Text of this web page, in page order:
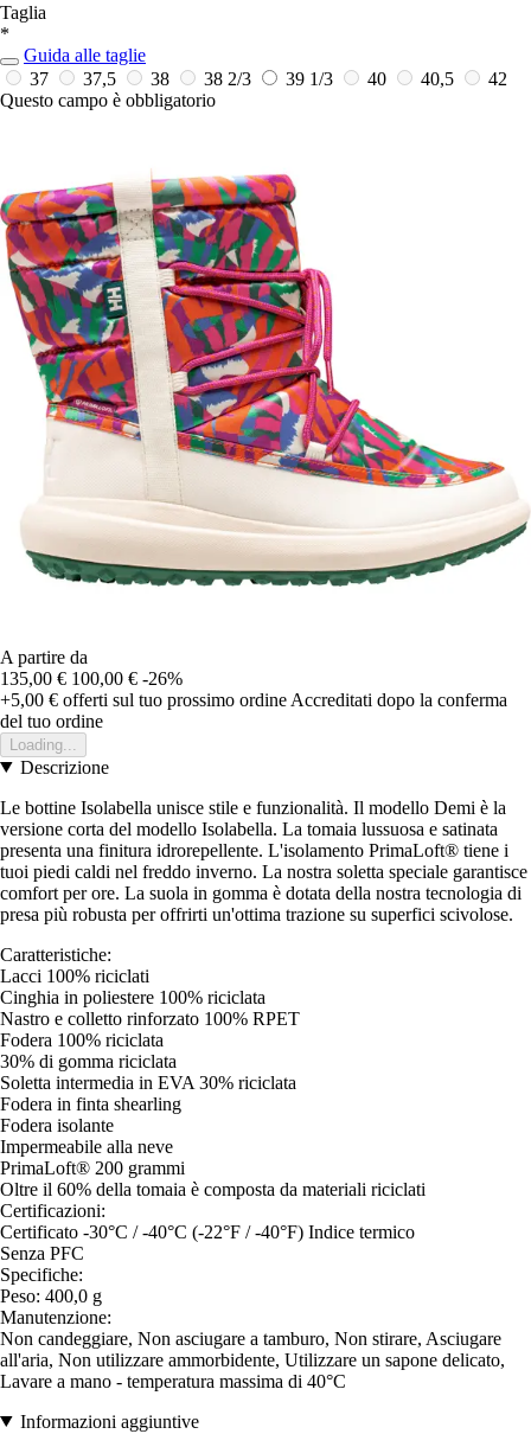
Taglia
*
Guida alle taglie
37
37,5 38 38 2/3 39 1/3 40 40,5
42
Questo campo è obbligatorio
A partire da
135,00 € 100,00 € -26%
+5,00 € offerti sul tuo prossimo ordine Accreditati dopo la conferma
del tuo ordine
Loading...
Descrizione
Le bottine Isolabella unisce stile e funzionalità. Il modello Demi è la
versione corta del modello Isolabella. La tomaia lussuosa e satinata
presenta una finitura idrorepellente. L'isolamento PrimaLoft® tiene i
tuoi piedi caldi nel freddo inverno. La nostra soletta speciale garantisce
comfort per ore. La suola in gomma è dotata della nostra tecnologia di
presa più robusta per offrirti un'ottima trazione su superfici scivolose.
Caratteristiche:
Lacci 100% riciclati
Cinghia in poliestere 100% riciclata
Nastro e colletto rinforzato 100% RPET
Fodera 100% riciclata
30% di gomma riciclata
Soletta intermedia in EVA 30% riciclata
Fodera in finta shearling
Fodera isolante
Impermeabile alla neve
PrimaLoft® 200 grammi
Oltre il 60% della tomaia è composta da materiali riciclati
Certificazioni:
Certificato -30°C / -40°C (-22°F / -40°F) Indice termico
Senza PFC
Specifiche:
Peso: 400,0 g
Manutenzione:
Non candeggiare, Non asciugare a tamburo, Non stirare, Asciugare
all'aria, Non utilizzare ammorbidente, Utilizzare un sapone delicato,
Lavare a mano - temperatura massima di 40°C
Informazioni aggiuntive